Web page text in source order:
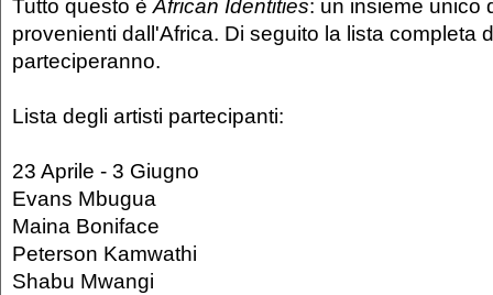
Tutto questo è African Identities: un insieme unico
provenienti dall'Africa. Di seguito la lista completa
parteciperanno.
Lista degli artisti partecipanti:
23 Aprile - 3 Giugno
Evans Mbugua
Maina Boniface
Peterson Kamwathi
Shabu Mwangi